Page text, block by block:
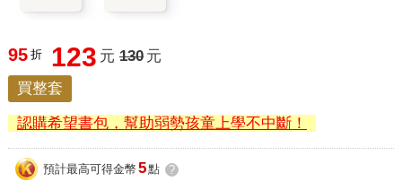
95 折 123 元 130 元
買整套
認購希望書包，幫助弱勢孩童上學不中斷！
預計最高可得金幣 5點 ?